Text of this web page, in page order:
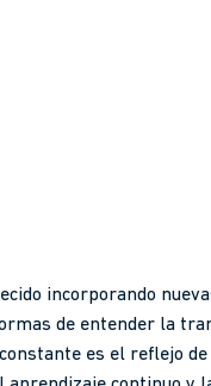
incorporando
de entender la
es el reflejo